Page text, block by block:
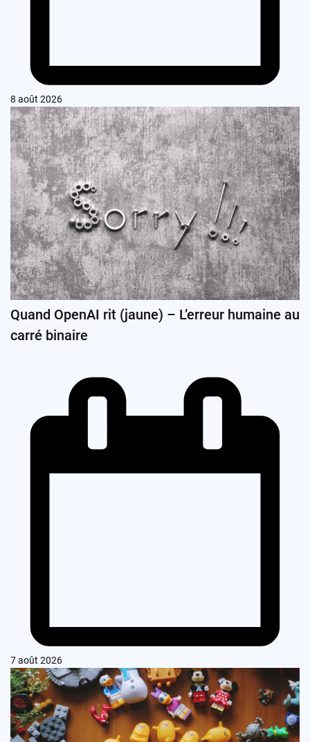
8 août 2026
Quand OpenAI rit (jaune) – L’erreur humaine au
carré binaire
7 août 2026